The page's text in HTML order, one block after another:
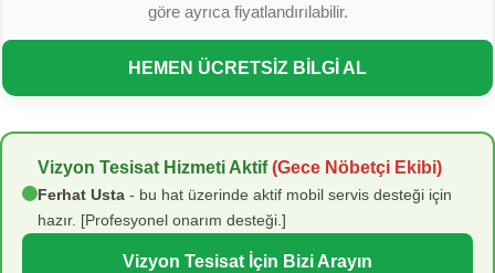
göre ayrıca fiyatlandırılabilir.
HEMEN ÜCRETSİZ BİLGİ AL
Vizyon Tesisat Hizmeti Aktif(Gece Nöbetçi Ekibi)
Ferhat Usta - bu hat üzerinde aktif mobil servis desteği için
hazır. [Profesyonel onarım desteği.]
Vizyon Tesisat İçin Bizi Arayın